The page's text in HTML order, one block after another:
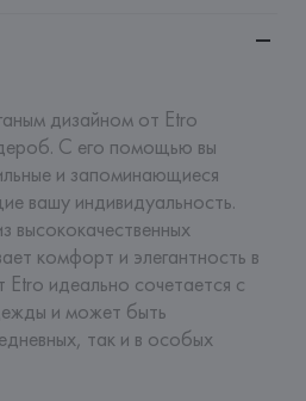
дизайном от Etro
С его помощью вы
и запоминающиеся
вашу индивидуальность.
высококачественных
комфорт и элегантность в
идеально сочетается с
и может быть
так и в особых